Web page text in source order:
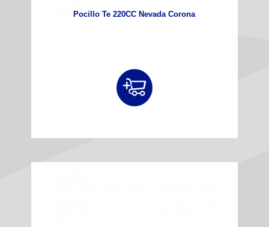
Pocillo Te 220CC Nevada Corona